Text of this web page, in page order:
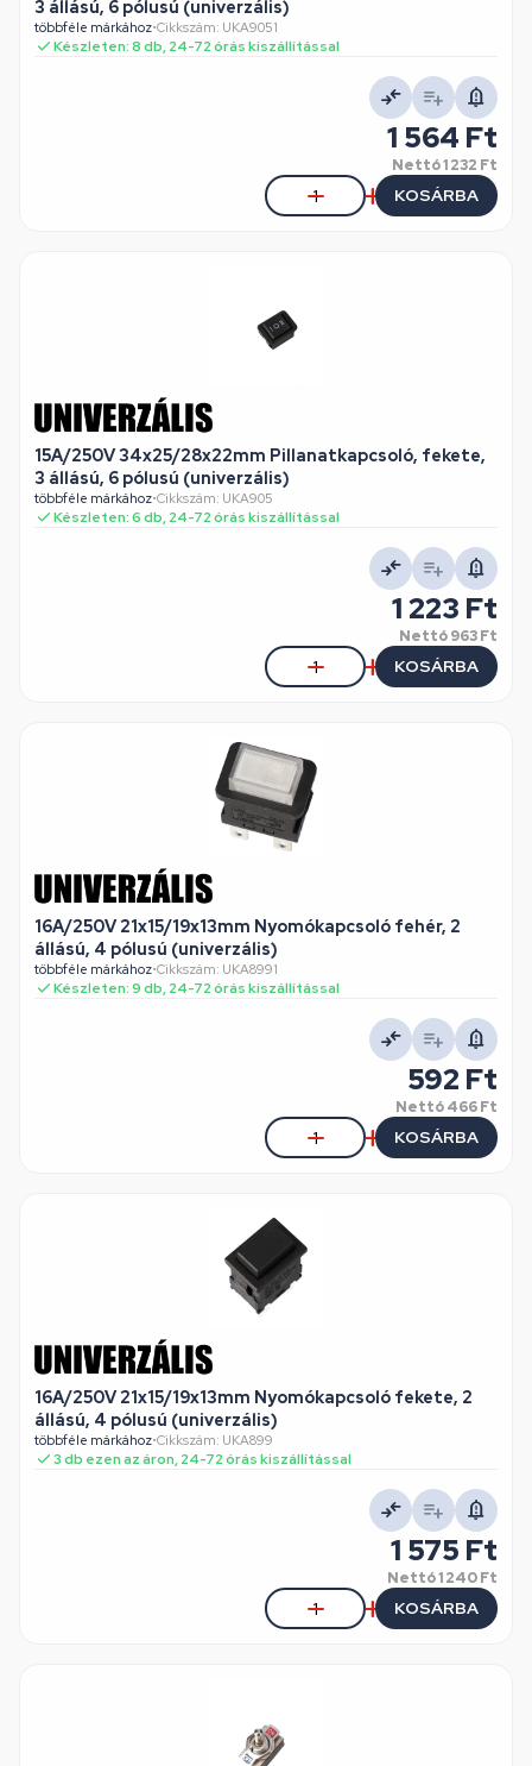
3 állású, 6 pólusú (univerzális)
többféle márkához•Cikkszám: UKA9051
Készleten: 8 db, 24-72 órás kiszállítással
1 564 Ft
Nettó1 232 Ft
KOSÁRBA
15A/250V 34x25/28x22mm Pillanatkapcsoló, fekete,
3 állású, 6 pólusú (univerzális)
többféle márkához•Cikkszám: UKA905
Készleten: 6 db, 24-72 órás kiszállítással
1 223 Ft
Nettó963 Ft
KOSÁRBA
16A/250V 21x15/19x13mm Nyomókapcsoló fehér, 2
állású, 4 pólusú (univerzális)
többféle márkához•Cikkszám: UKA8991
Készleten: 9 db, 24-72 órás kiszállítással
592 Ft
Nettó466 Ft
KOSÁRBA
16A/250V 21x15/19x13mm Nyomókapcsoló fekete, 2
állású, 4 pólusú (univerzális)
többféle márkához•Cikkszám: UKA899
3 db ezen az áron, 24-72 órás kiszállítással
1 575 Ft
Nettó1 240 Ft
KOSÁRBA